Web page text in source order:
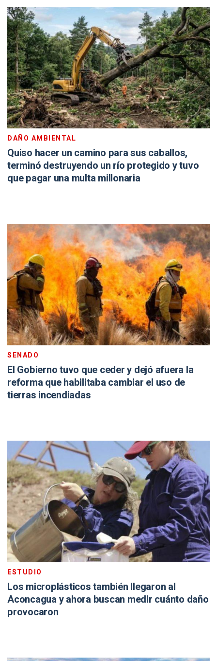
DAÑO AMBIENTAL
Quiso hacer un camino para sus caballos,
terminó destruyendo un río protegido y tuvo
que pagar una multa millonaria
SENADO
El Gobierno tuvo que ceder y dejó afuera la
reforma que habilitaba cambiar el uso de
tierras incendiadas
ESTUDIO
Los microplásticos también llegaron al
Aconcagua y ahora buscan medir cuánto daño
provocaron